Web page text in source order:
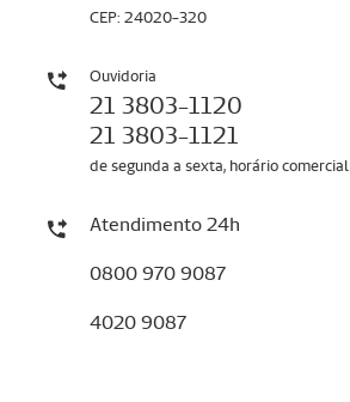
CEP: 24020-320
Ouvidoria
21 3803-1120
21 3803-1121
de segunda a sexta, horário comercial
Atendimento 24h
0800 970 9087
4020 9087